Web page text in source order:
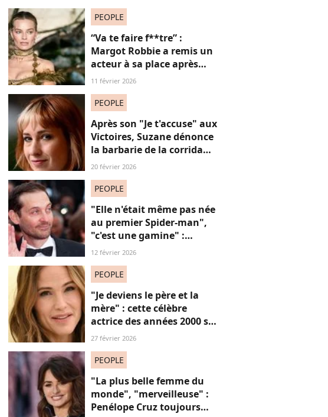
de 30 ans son aîné
PEOPLE
“Va te faire f**tre” :
Margot Robbie a remis un
acteur à sa place après
qu’il lui a conseillé de
11 février 2026
PEOPLE
Après son "Je t'accuse" aux
Victoires, Suzane dénonce
la barbarie de la corrida
avec cette reprise iconique
20 février 2026
PEOPLE
"Elle n'était même pas née
au premier Spider-man",
"c'est une gamine" :
l'apparition de cet acteur
ans de moins que lui
12 février 2026
PEOPLE
"Je deviens le père et la
mère" : cette célèbre
actrice des années 2000 se
confie sur sa vie de parent
27 février 2026
PEOPLE
"La plus belle femme du
monde", "merveilleuse" :
Penélope Cruz toujours